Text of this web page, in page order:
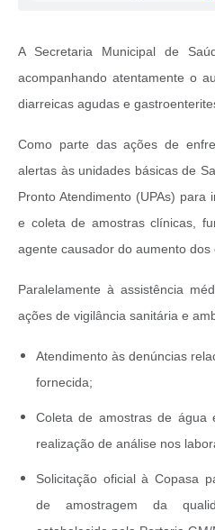
A Secretaria Municipal de
acompanhando atentamente o
diarreicas agudas e
Como parte das ações de
alertas às unidades básicas de
Pronto Atendimento (UPAs) para
e coleta de amostras clínicas,
agente causador do aumento dos
Paralelamente à assistência
ações de vigilância sanitária e
Atendimento às denúncias
fornecida;
Coleta de amostras de água
realização de análise nos
Solicitação oficial à Copasa
de amostragem da